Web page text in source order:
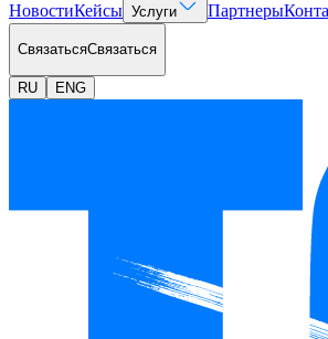
НовостиКейсы Услуги Партнеры
СвязатьсяСвязаться
RU ENG